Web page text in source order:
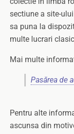
sectiune a site-
sa puna la
multe lucrari
Mai multe
Pasărea de
Pentru alte
ascunsa din